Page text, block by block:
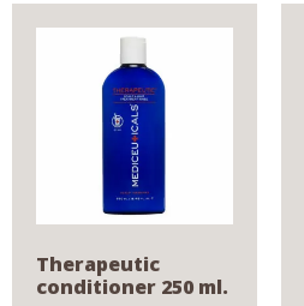
Therapeutic
conditioner 250 ml.